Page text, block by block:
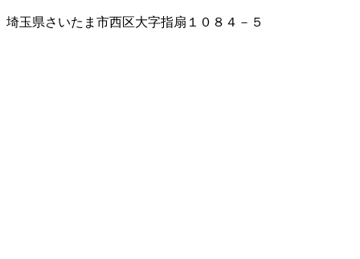
埼玉県さいたま市西区大字指扇１０８４－５